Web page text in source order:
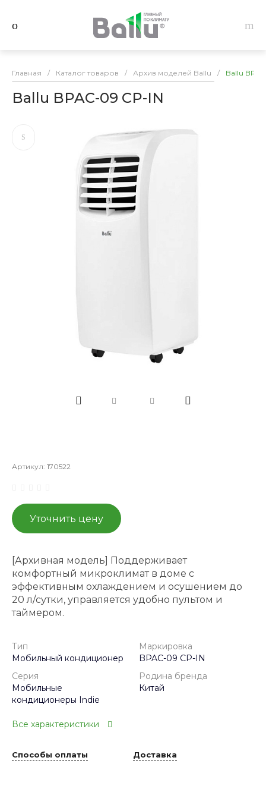
Главная / Каталог товаров / Архив моделей Ballu / Ballu
Ballu BPAC-09 CP-IN
Артикул: 170522
Уточнить цену
[Архивная модель] Поддерживает
комфортный микроклимат в доме с
эффективным охлаждением и осушением до
20 л/сутки, управляется удобно пультом и
таймером.
Тип
Мобильный кондиционер
Маркировка
BPAC-09 CP-IN
Серия
Мобильные
кондиционеры Indie
Родина бренда
Китай
Все характеристики
Способы оплаты Доставка